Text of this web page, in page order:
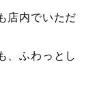
店内でいただ
、ふわっとし